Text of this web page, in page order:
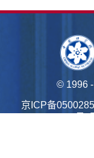
© 1996 -
京ICP备